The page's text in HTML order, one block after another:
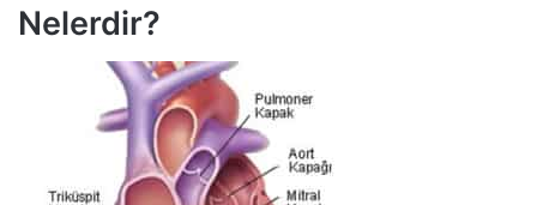
Nelerdir?